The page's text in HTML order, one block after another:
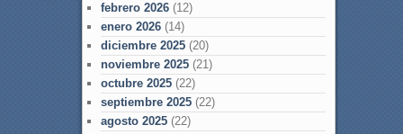
febrero 2026(12)
enero 2026(14)
diciembre 2025(20)
noviembre 2025(21)
octubre 2025(22)
septiembre 2025(22)
agosto 2025(22)